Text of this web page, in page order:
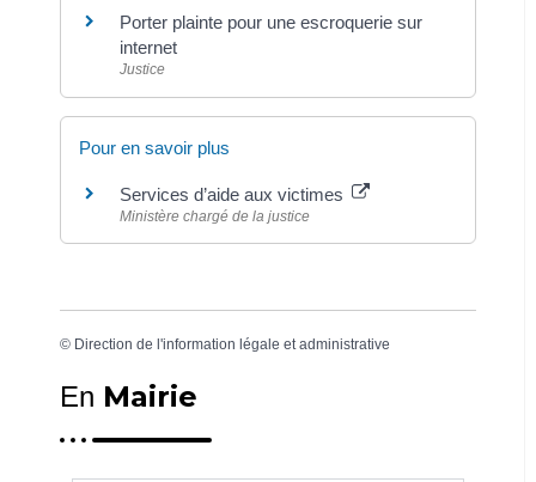
Porter plainte pour une escroquerie sur
internet
Justice
Pour en savoir plus
Services d’aide aux victimes
Ministère chargé de la justice
© Direction de l'information légale et administrative
En Mairie